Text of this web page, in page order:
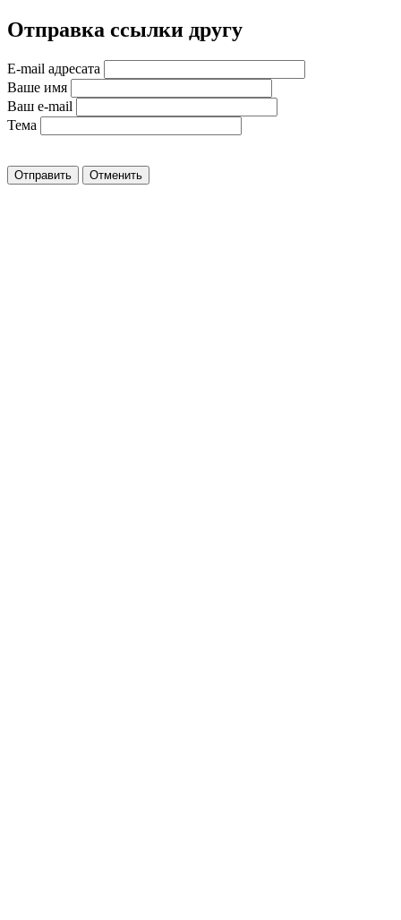
Отправка ссылки другу
E-mail адресата
Ваше имя
Ваш e-mail
Тема
Отправить Отменить